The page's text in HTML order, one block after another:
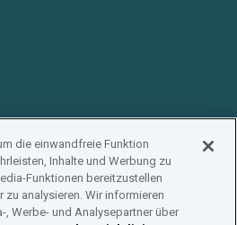
die einwandfreie Funktion
Inhalte und Werbung zu
Funktionen bereitzustellen
zu analysieren. Wir informieren
, Werbe- und Analysepartner über